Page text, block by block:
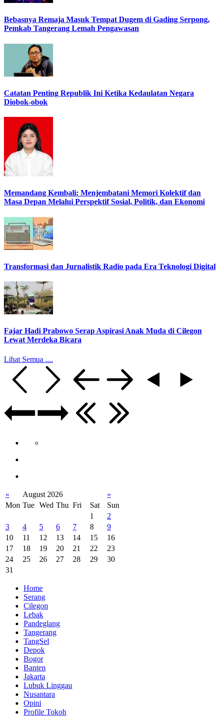
Bebasnya Remaja Masuk Tempat Dugem di Gading Serpong,
Pemkab Tangerang Lemah Pengawasan
Catatan Penting Republik Ini Ketika Kedaulatan Negara
Diobok-obok
Memandang Kembali: Menjembatani Memori Kolektif dan
Masa Depan Melalui Perspektif Sosial, Politik, dan Ekonomi
Transformasi dan Jurnalistik Radio pada Era Teknologi Digital
Fajar Hadi Prabowo Serap Aspirasi Anak Muda di Cilegon
Lewat Merdeka Bicara
Lihat Semua ....
« August 2026
»
Mon Tue Wed Thu Fri Sat
Sun
1
2
3
4 5 6 7 8
9
10
11 12 13 14 15
16
17
18 19 20 21 22
23
24
25 26 27 28 29
30
31
Home
Serang
Cilegon
Lebak
Pandeglang
Tangerang
TangSel
Depok
Bogor
Banten
Jakarta
Lubuk Linggau
Nusantara
Opini
Profile Tokoh